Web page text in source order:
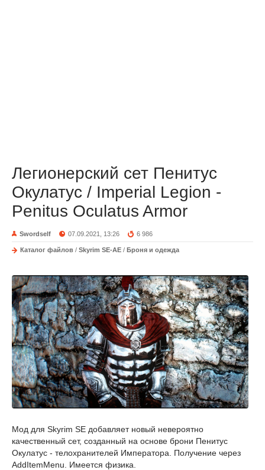
Легионерский сет Пенитус
Окулатус / Imperial Legion -
Penitus Oculatus Armor
Swordself 07.09.2021, 13:26 6 986
Каталог файлов / Skyrim SE-AE / Броня и одежда
Мод для Skyrim SE добавляет новый невероятно
качественный сет, созданный на основе брони Пенитус
Окулатус - телохранителей Императора. Получение через
AddItemMenu. Имеется физика.